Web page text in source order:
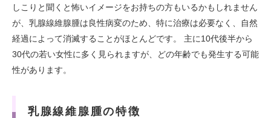
しこりと聞くと怖いイメージをお持ちの方もいるかもしれません
が、乳腺線維腺腫は良性病変のため、特に治療は必要なく、自然
経過によって消滅することがほとんどです。 主に10代後半から
30代の若い女性に多く見られますが、どの年齢でも発生する可能
性があります。
乳腺線維腺腫の特徴